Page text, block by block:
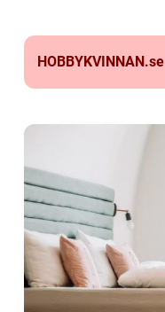
HOBBYKVINNAN.se